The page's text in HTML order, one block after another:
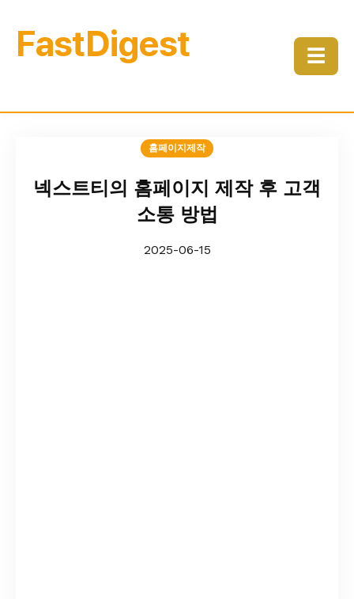
FastDigest ☰
홈페이지제작
넥스트티의 홈페이지 제작 후 고객
소통 방법
2025-06-15